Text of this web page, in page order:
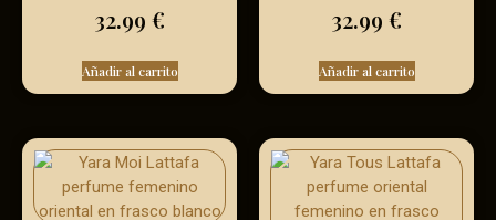
32.99 €
Añadir al carrito
32.99 €
Añadir al carrito